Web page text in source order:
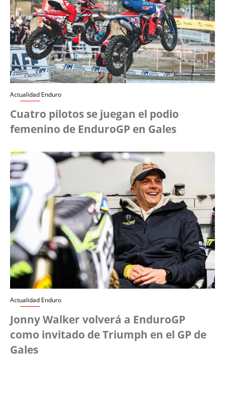
Actualidad Enduro
Cuatro pilotos se juegan el podio
femenino de EnduroGP en Gales
Actualidad Enduro
Jonny Walker volverá a EnduroGP
como invitado de Triumph en el GP de
Gales